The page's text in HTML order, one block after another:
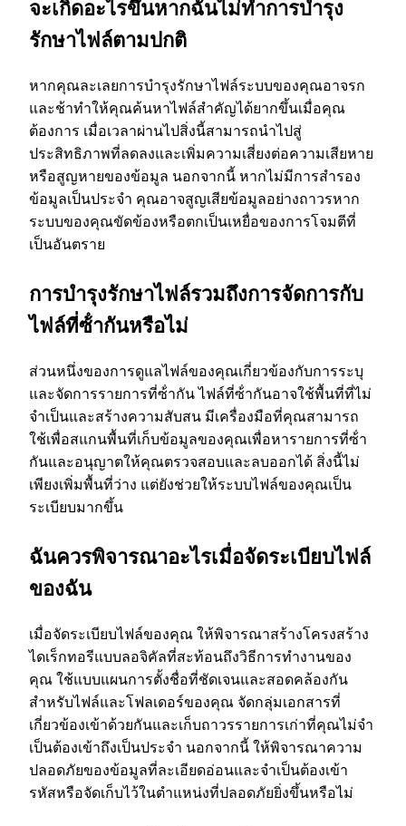
จะเกิดอะไรขึ้นหากฉันไม่ทําการบํารุง
รักษาไฟล์ตามปกติ
หากคุณละเลยการบํารุงรักษาไฟล์ระบบของคุณอาจรก
และช้าทําให้คุณค้นหาไฟล์สําคัญได้ยากขึ้นเมื่อคุณ
ต้องการ เมื่อเวลาผ่านไปสิ่งนี้สามารถนําไปสู่
ประสิทธิภาพที่ลดลงและเพิ่มความเสี่ยงต่อความเสียหาย
หรือสูญหายของข้อมูล นอกจากนี้ หากไม่มีการสํารอง
ข้อมูลเป็นประจํา คุณอาจสูญเสียข้อมูลอย่างถาวรหาก
ระบบของคุณขัดข้องหรือตกเป็นเหยื่อของการโจมตีที่
เป็นอันตราย
การบํารุงรักษาไฟล์รวมถึงการจัดการกับ
ไฟล์ที่ซ้ํากันหรือไม่
ส่วนหนึ่งของการดูแลไฟล์ของคุณเกี่ยวข้องกับการระบุ
และจัดการรายการที่ซ้ํากัน ไฟล์ที่ซ้ํากันอาจใช้พื้นที่ที่ไม่
จําเป็นและสร้างความสับสน มีเครื่องมือที่คุณสามารถ
ใช้เพื่อสแกนพื้นที่เก็บข้อมูลของคุณเพื่อหารายการที่ซ้ํา
กันและอนุญาตให้คุณตรวจสอบและลบออกได้ สิ่งนี้ไม่
เพียงเพิ่มพื้นที่ว่าง แต่ยังช่วยให้ระบบไฟล์ของคุณเป็น
ระเบียบมากขึ้น
ฉันควรพิจารณาอะไรเมื่อจัดระเบียบไฟล์
ของฉัน
เมื่อจัดระเบียบไฟล์ของคุณ ให้พิจารณาสร้างโครงสร้าง
ไดเร็กทอรีแบบลอจิคัลที่สะท้อนถึงวิธีการทํางานของ
คุณ ใช้แบบแผนการตั้งชื่อที่ชัดเจนและสอดคล้องกัน
สําหรับไฟล์และโฟลเดอร์ของคุณ จัดกลุ่มเอกสารที่
เกี่ยวข้องเข้าด้วยกันและเก็บถาวรรายการเก่าที่คุณไม่จํา
เป็นต้องเข้าถึงเป็นประจํา นอกจากนี้ ให้พิจารณาความ
ปลอดภัยของข้อมูลที่ละเอียดอ่อนและจําเป็นต้องเข้า
รหัสหรือจัดเก็บไว้ในตําแหน่งที่ปลอดภัยยิ่งขึ้นหรือไม่